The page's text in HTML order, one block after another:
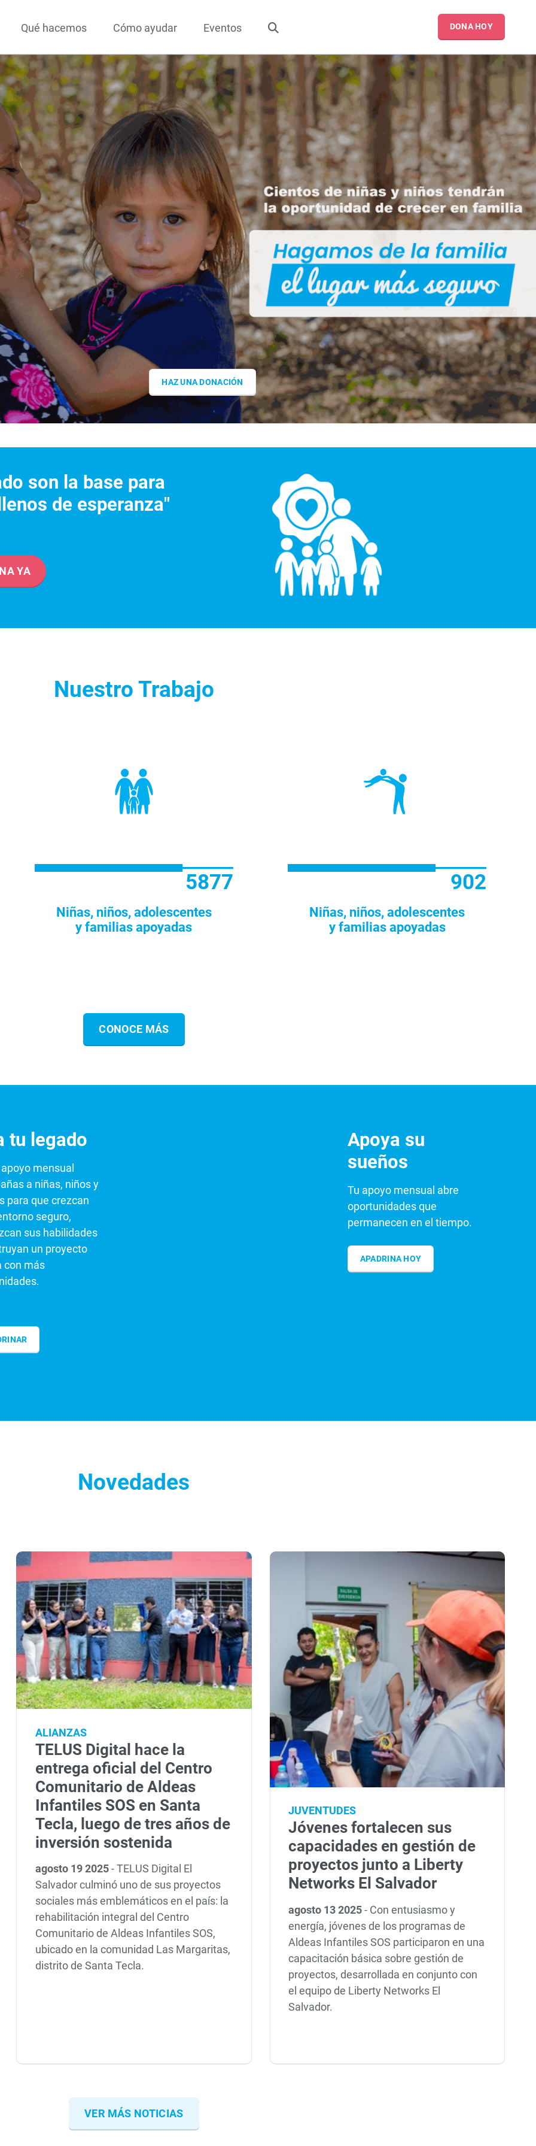
Qué hacemos Cómo ayudar Eventos DONA HOY
HAZ UNA DONACIÓN
¡Conócenos!
la vida
son la base para
de esperanza"
YA
Nuestro Trabajo
7 894
Niñas, niños, adolescentes
y familias apoyadas
1 212
Niñas, niños, adolescentes
y familias apoyadas
CONOCE MÁS
tu legado
mensual
a niñas, niños y
para que crezcan
seguro,
sus habilidades
un proyecto
con más
Apoya su
sueños
Tu apoyo mensual abre
oportunidades que
permanecen en el tiempo.
APADRINA HOY
Novedades
ALIANZAS
TELUS Digital hace la
entrega oficial del Centro
Comunitario de Aldeas
Infantiles SOS en Santa
Tecla, luego de tres años de
inversión sostenida
agosto 19 2025-TELUS Digital El
Salvador culminó uno de sus proyectos
sociales más emblemáticos en el país: la
rehabilitación integral del Centro
Comunitario de Aldeas Infantiles SOS,
ubicado en la comunidad Las Margaritas,
distrito de Santa Tecla.
JUVENTUDES
Jóvenes fortalecen sus
capacidades en gestión de
proyectos junto a Liberty
Networks El Salvador
agosto 13 2025- Con entusiasmo y
energía, jóvenes de los programas de
Aldeas Infantiles SOS participaron en una
capacitación básica sobre gestión de
proyectos, desarrollada en conjunto con
el equipo de Liberty Networks El
Salvador.
VER MÁS NOTICIAS